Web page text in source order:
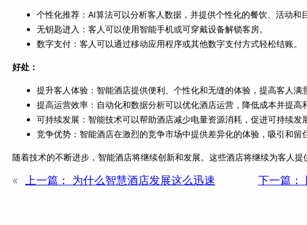
个性化推荐：AI算法可以分析客人数据，并提供个性化的餐饮、活动和
无钥匙进入：客人可以使用智能手机或可穿戴设备解锁客房。
数字支付：客人可以通过移动应用程序或其他数字支付方式轻松结账。
好处：
提升客人体验：智能酒店提供便利、个性化和无缝的体验，提高客人满
提高运营效率：自动化和数据分析可以优化酒店运营，降低成本并提高
可持续发展：智能技术可以帮助酒店减少电量资源消耗，促进可持续发
竞争优势：智能酒店在激烈的竞争市场中提供差异化的体验，吸引和留
随着技术的不断进步，智能酒店将继续创新和发展。这些酒店将继续为客人提
« 上一篇： 为什么智慧酒店发展这么迅速 下一篇：